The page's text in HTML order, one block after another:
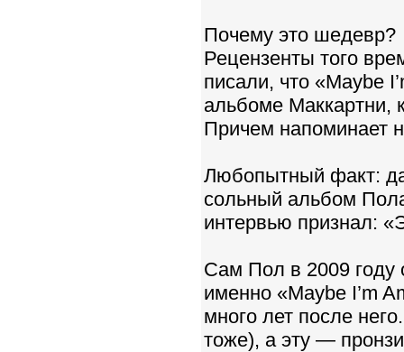
Почему это шедевр?
Рецензенты того
писали, что «Maybe
альбоме Маккартни,
Причем напоминает
Любопытный факт:
сольный альбом
интервью признал:
Сам Пол в 2009 году
именно «Maybe I’m
много лет после
тоже), а эту —